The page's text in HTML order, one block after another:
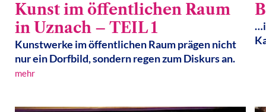
Kunst im öffentlichen Raum
in Uznach – TEIL 1
Kunstwerke im öffentlichen Raum prägen nicht
nur ein Dorfbild, sondern regen zum Diskurs an.
mehr